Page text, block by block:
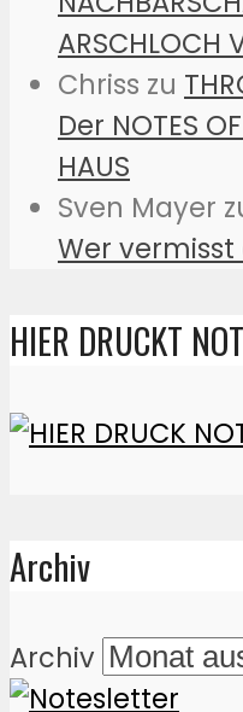
ARSCHLOCH
Chriss zu
Der NOTES
HAUS
Sven Mayer
Wer
HIER DRUCKT
Archiv
Archiv